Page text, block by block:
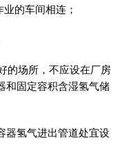
的车间相连；
的场所，不应设在厂房
和固定容积含湿氢气储
器氢气进出管道处宜设